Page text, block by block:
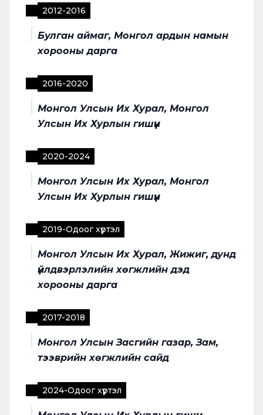
2012-2016
Булган аймаг, Монгол ардын намын
хорооны дарга
2016-2020
Монгол Улсын Их Хурал, Монгол
Улсын Их Хурлын гишүүн
2020-2024
Монгол Улсын Их Хурал, Монгол
Улсын Их Хурлын гишүүн
2019-Одоог хүртэл
Монгол Улсын Их Хурал, Жижиг, дунд
үйлдвэрлэлийн хөгжлийн дэд
хорооны дарга
2017-2018
Монгол Улсын Засгийн газар, Зам,
тээврийн хөгжлийн сайд
2024-Одоог хүртэл